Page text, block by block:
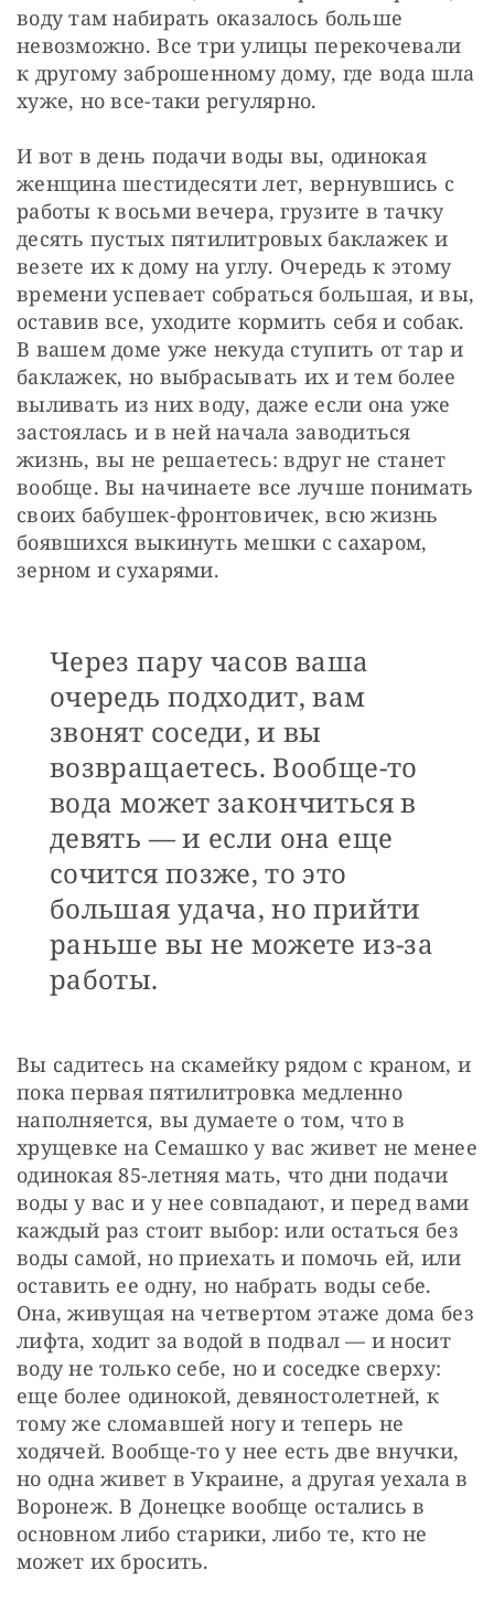
воду там набирать оказалось больше
невозможно. Все три улицы перекочевали
к другому заброшенному дому, где вода шла
хуже, но все-таки регулярно.
И вот в день подачи воды вы, одинокая
женщина шестидесяти лет, вернувшись с
работы к восьми вечера, грузите в тачку
десять пустых пятилитровых баклажек и
везете их к дому на углу. Очередь к этому
времени успевает собраться большая, и вы,
оставив все, уходите кормить себя и собак.
В вашем доме уже некуда ступить от тар и
баклажек, но выбрасывать их и тем более
выливать из них воду, даже если она уже
застоялась и в ней начала заводиться
жизнь, вы не решаетесь: вдруг не станет
вообще. Вы начинаете все лучше понимать
своих бабушек-фронтовичек, всю жизнь
боявшихся выкинуть мешки с сахаром,
зерном и сухарями.
Через пару часов ваша
очередь подходит, вам
звонят соседи, и вы
возвращаетесь. Вообще-то
вода может закончиться в
девять — и если она еще
сочится позже, то это
большая удача, но прийти
раньше вы не можете из-за
работы.
Вы садитесь на скамейку рядом с краном, и
пока первая пятилитровка медленно
наполняется, вы думаете о том, что в
хрущевке на Семашко у вас живет не менее
одинокая 85-летняя мать, что дни подачи
воды у вас и у нее совпадают, и перед вами
каждый раз стоит выбор: или остаться без
воды самой, но приехать и помочь ей, или
оставить ее одну, но набрать воды себе.
Она, живущая на четвертом этаже дома без
лифта, ходит за водой в подвал — и носит
воду не только себе, но и соседке сверху:
еще более одинокой, девяностолетней, к
тому же сломавшей ногу и теперь не
ходячей. Вообще-то у нее есть две внучки,
но одна живет в Украине, а другая уехала в
Воронеж. В Донецке вообще остались в
основном либо старики, либо те, кто не
может их бросить.